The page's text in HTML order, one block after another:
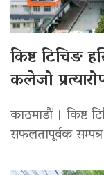
किष्ट टिचिङ
कलेजो
काठमाडौं । किष्ट
सफलतापूर्वक